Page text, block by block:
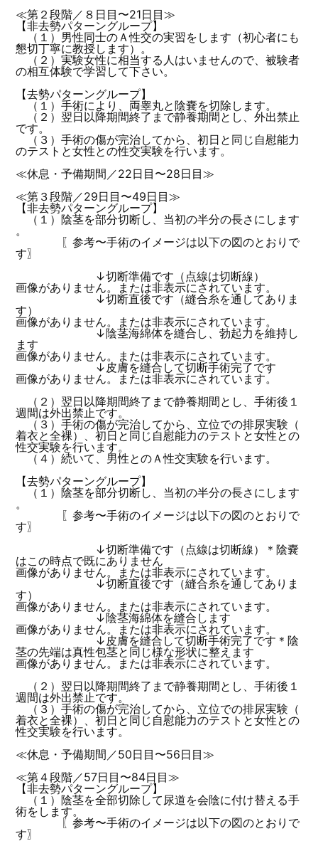
≪第２段階／８日目〜21日目≫
【非去勢パターングループ】
（１）男性同士のＡ性交の実習をします（初心者にも
懇切丁寧に教授します）。
（２）実験女性に相当する人はいませんので、被験者
の相互体験で学習して下さい。
【去勢パターングループ】
（１）手術により、両睾丸と陰嚢を切除します。
（２）翌日以降期間終了まで静養期間とし、外出禁止
です。
（３）手術の傷が完治してから、初日と同じ自慰能力
のテストと女性との性交実験を行います。
≪休息・予備期間／22日目〜28日目≫
≪第３段階／29日目〜49日目≫
【非去勢パターングループ】
（１）陰茎を部分切断し、当初の半分の長さにします
。
〖参考〜手術のイメージは以下の図のとおりで
す〗
↓切断準備です（点線は切断線）
画像がありません。または非表示にされています。
↓切断直後です（縫合糸を通してありま
す）
画像がありません。または非表示にされています。
↓陰茎海綿体を縫合し、勃起力を維持し
ます
画像がありません。または非表示にされています。
↓皮膚を縫合して切断手術完了です
画像がありません。または非表示にされています。
（２）翌日以降期間終了まで静養期間とし、手術後１
週間は外出禁止です。
（３）手術の傷が完治してから、立位での排尿実験（
着衣と全裸）、初日と同じ自慰能力のテストと女性との
性交実験を行います。
（４）続いて、男性とのＡ性交実験を行います。
【去勢パターングループ】
（１）陰茎を部分切断し、当初の半分の長さにします
。
〖参考〜手術のイメージは以下の図のとおりで
す〗
↓切断準備です（点線は切断線）＊陰嚢
はこの時点で既にありません
画像がありません。または非表示にされています。
↓切断直後です（縫合糸を通してありま
す）
画像がありません。または非表示にされています。
↓陰茎海綿体を縫合します
画像がありません。または非表示にされています。
↓皮膚を縫合して切断手術完了です＊陰
茎の先端は真性包茎と同じ様な形状に整えます
画像がありません。または非表示にされています。
（２）翌日以降期間終了まで静養期間とし、手術後１
週間は外出禁止です。
（３）手術の傷が完治してから、立位での排尿実験（
着衣と全裸）、初日と同じ自慰能力のテストと女性との
性交実験を行います。
≪休息・予備期間／50日目〜56日目≫
≪第４段階／57日目〜84日目≫
【非去勢パターングループ】
（１）陰茎を全部切除して尿道を会陰に付け替える手
術をします。
〖参考〜手術のイメージは以下の図のとおりで
す〗